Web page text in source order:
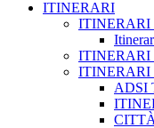
ITINERARI
ITINERARI
ITINERARI
ITINERARI
ADSI